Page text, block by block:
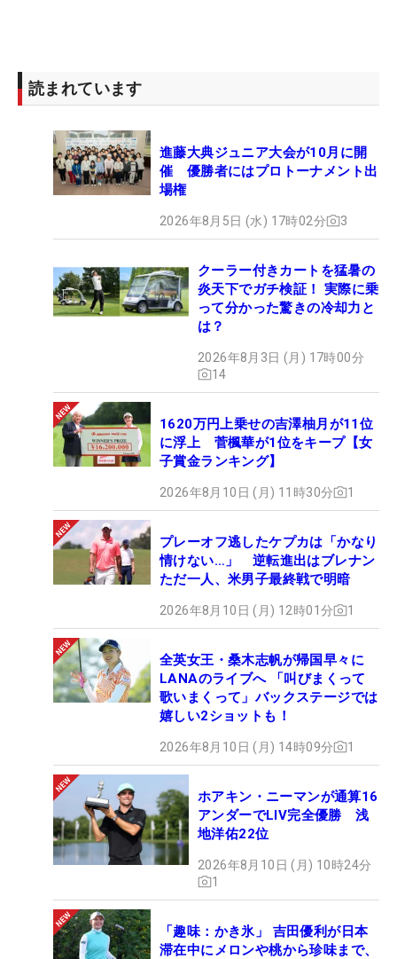
読まれています
進藤大典ジュニア大会が10月に開
催 優勝者にはプロトーナメント出
場権
2026年8月5日 (水) 17時02分 3
クーラー付きカートを猛暑の
炎天下でガチ検証！ 実際に乗
って分かった驚きの冷却力と
は？
2026年8月3日 (月) 17時00分
14
1620万円上乗せの吉澤柚月が11位
に浮上 菅楓華が1位をキープ【女
子賞金ランキング】
2026年8月10日 (月) 11時30分 1
プレーオフ逃したケプカは「かなり
情けない…」 逆転進出はブレナン
ただ一人、米男子最終戦で明暗
2026年8月10日 (月) 12時01分 1
全英女王・桑木志帆が帰国早々に
LANAのライブへ 「叫びまくって
歌いまくって」バックステージでは
嬉しい2ショットも！
2026年8月10日 (月) 14時09分 1
ホアキン・ニーマンが通算16
アンダーでLIV完全優勝 浅
地洋佑22位
2026年8月10日 (月) 10時24分
1
「趣味：かき氷」 吉田優利が日本
滞在中にメロンや桃から珍味まで、